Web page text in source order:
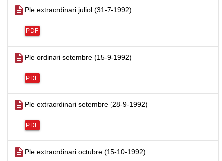
description Ple extraordinari juliol (31-7-1992)
PDF
description Ple ordinari setembre (15-9-1992)
PDF
description Ple extraordinari setembre (28-9-1992)
PDF
description Ple extraordinari octubre (15-10-1992)